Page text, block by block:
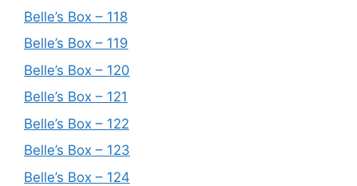
Belle’s Box – 118
Belle’s Box – 119
Belle’s Box – 120
Belle’s Box – 121
Belle’s Box – 122
Belle’s Box – 123
Belle’s Box – 124